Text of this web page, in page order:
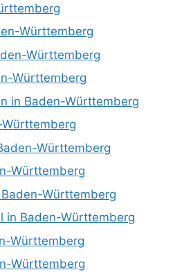
Württemberg
Württemberg
Württemberg
in Baden-Württemberg
Württemberg
Württemberg
Württemberg
in Baden-Württemberg
Württemberg
Württemberg